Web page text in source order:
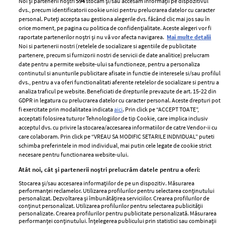
ELLE Style Awards
2024
Despre ELLE
Romania
Contact
Abonamente
Termeni si conditii
Politica de
confidențialitate
Politica de cookies
Publicitate
GSP
Unica
Baby
femei
Viva
Avantaje
Retete practice
dvs., precum identificatorii cookie unici pentru prelucrarea datelor cu caracter
personal. Puteți accepta sau gestiona alegerile dvs. făcând clic mai jos sau în
orice moment, pe pagina cu politica de confidențialitate. Aceste alegeri vor fi
raportate partenerilor noștri și nu vă vor afecta navigarea. Mai multe detalii
Noi si partenerii nostri (retelele de socializare si agentiile de publicitate
partenere, precum si furnizorii nostri de servicii de date analitice) prelucram
date pentru a permite website-ului sa functioneze, pentru a personaliza
continutul si anunturile publicitare afisate in functie de interesele si/sau profilul
dvs., pentru a va oferi functionalitati aferente retelelor de socializare si pentru a
analiza traficul pe website. Beneficiati de drepturile prevazute de art. 15-22 din
GDPR in legatura cu prelucrarea datelor cu caracter personal. Aceste drepturi pot
fi exercitate prin modalitatea indicataaici. Prin click pe “ACCEPT TOATE”,
acceptati folosirea tuturor Tehnologiilor de tip Cookie, care implica inclusiv
acceptul dvs. cu privire la stocarea/accesarea informatiilor de catre Vendor-ii cu
care colaboram. Prin click pe “VREAU SA MODIFIC SETARILE INDIVIDUAL” puteti
schimba preferintele in mod individual, mai putin cele legate de cookie strict
necesare pentru functionarea website-ului.
Atât noi, cât și partenerii noștri prelucrăm datele pentru a oferi:
Stocarea și/sau accesarea informațiilor de pe un dispozitiv. Măsurarea
performanței reclamelor. Utilizarea profilurilor pentru selectarea conținutului
personalizat. Dezvoltarea și îmbunătățirea serviciilor. Crearea profilurilor de
conținut personalizat. Utilizarea profilurilor pentru selectarea publicității
personalizate. Crearea profilurilor pentru publicitate personalizată. Măsurarea
performanței conținutului. Înțelegerea publicului prin statistici sau combinații